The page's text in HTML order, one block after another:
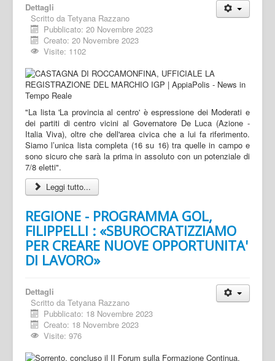
Dettagli
Scritto da Tetyana Razzano
Pubblicato: 20 Novembre 2023
Creato: 20 Novembre 2023
Visite: 1102
"La lista 'La provincia al centro' è espressione dei Moderati e
dei partiti di centro vicini al Governatore De Luca (Azione -
Italia Viva), oltre che dell'area civica che a lui fa riferimento.
Siamo l’unica lista completa (16 su 16) tra quelle in campo e
sono sicuro che sarà la prima in assoluto con un potenziale di
7/8 eletti".
Leggi tutto...
REGIONE - PROGRAMMA GOL,
FILIPPELLI : «SBUROCRATIZZIAMO
PER CREARE NUOVE OPPORTUNITA'
DI LAVORO»
Dettagli
Scritto da Tetyana Razzano
Pubblicato: 18 Novembre 2023
Creato: 18 Novembre 2023
Visite: 976